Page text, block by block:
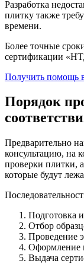
Разработка
плитку также
времени.
Более точные
сертификации
Получить помощь
Порядок
Предварительно
консультацию, на
проверки плитки,
которые будут
Подготовка
Отбор
Проведение
Оформление
Выдача